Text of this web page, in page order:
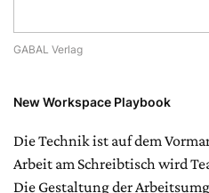
GABAL Verlag
New Workspace Playbook
Die Technik ist auf dem
Arbeit am Schreibtisch wird
Die Gestaltung der